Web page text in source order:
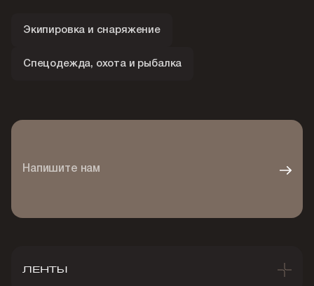
Экипировка и снаряжение
Спецодежда, охота и рыбалка
Напишите нам
ЛЕНТЫ